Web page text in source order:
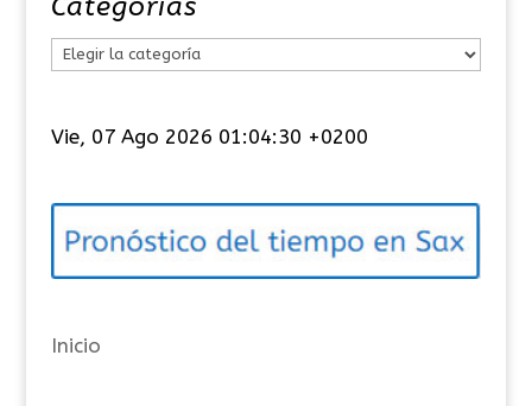
Categorías
e
o
í
s
Vie, 07 Ago 2026 01:04:31 +0200
Inicio